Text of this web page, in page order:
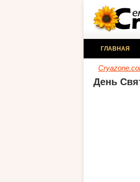
ГЛАВНАЯ
День